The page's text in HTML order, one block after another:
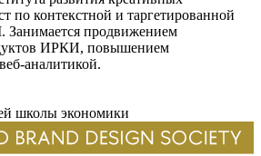
по контекстной и таргетированной
Занимается продвижением
ИРКИ, повышением
аналитикой.
школы экономики